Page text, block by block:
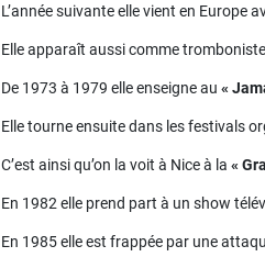
L’année suivante elle vient en Europe
Elle apparaît aussi comme
De 1973 à 1979 elle enseigne au «
Elle tourne ensuite dans les festivals
C’est ainsi qu’on la voit à Nice à la «
En 1982 elle prend part à un show
En 1985 elle est frappée par une